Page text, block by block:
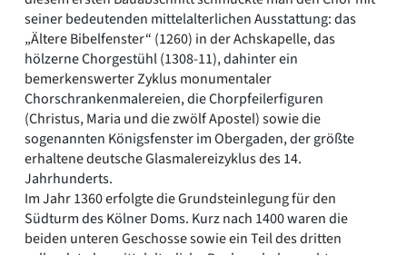
seiner bedeutenden mittelalterlichen Ausstattung: das
„Ältere Bibelfenster“ (1260) in der Achskapelle, das
hölzerne Chorgestühl (1308-11), dahinter ein
bemerkenswerter Zyklus monumentaler
Chorschrankenmalereien, die Chorpfeilerfiguren
(Christus, Maria und die zwölf Apostel) sowie die
sogenannten Königsfenster im Obergaden, der größte
erhaltene deutsche Glasmalereizyklus des 14.
Jahrhunderts.
Im Jahr 1360 erfolgte die Grundsteinlegung für den
Südturm des Kölner Doms. Kurz nach 1400 waren die
beiden unteren Geschosse sowie ein Teil des dritten